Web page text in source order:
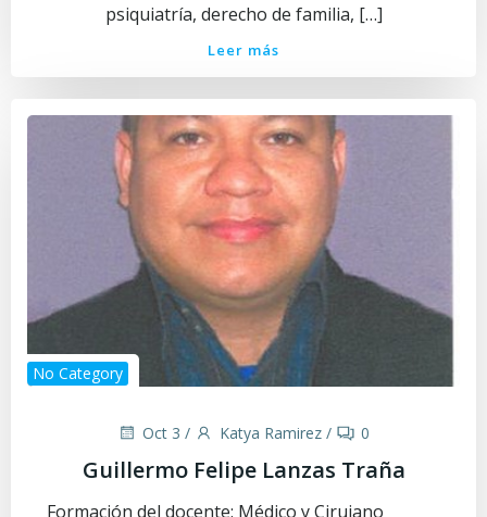
psiquiatría, derecho de familia, […]
Leer más
No Category
Oct 3 / Katya Ramirez / 0
Guillermo Felipe Lanzas Traña
Formación del docente: Médico y Cirujano